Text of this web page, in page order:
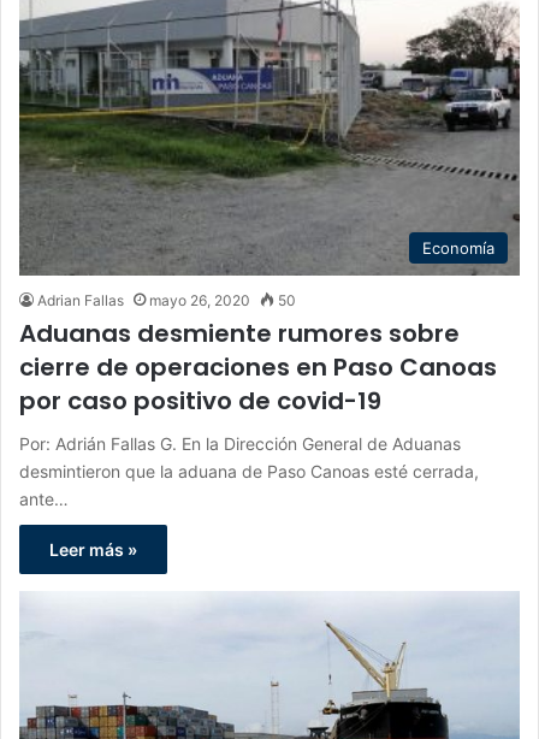
Economía
Adrian Fallas mayo 26, 2020 50
Aduanas desmiente rumores sobre
cierre de operaciones en Paso Canoas
por caso positivo de covid-19
Por: Adrián Fallas G. En la Dirección General de Aduanas
desmintieron que la aduana de Paso Canoas esté cerrada,
ante…
Leer más »